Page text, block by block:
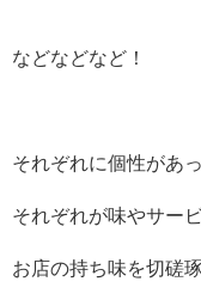
などなどなど！
それぞれに個性があ
それぞれが味やサー
お店の持ち味を切磋